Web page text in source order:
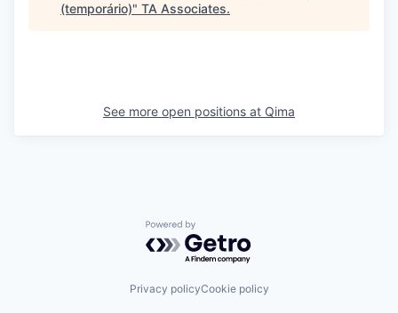
(temporário)" TA Associates.
See more open positions at Qima
Powered by Getro.com
Privacy policyCookie policy